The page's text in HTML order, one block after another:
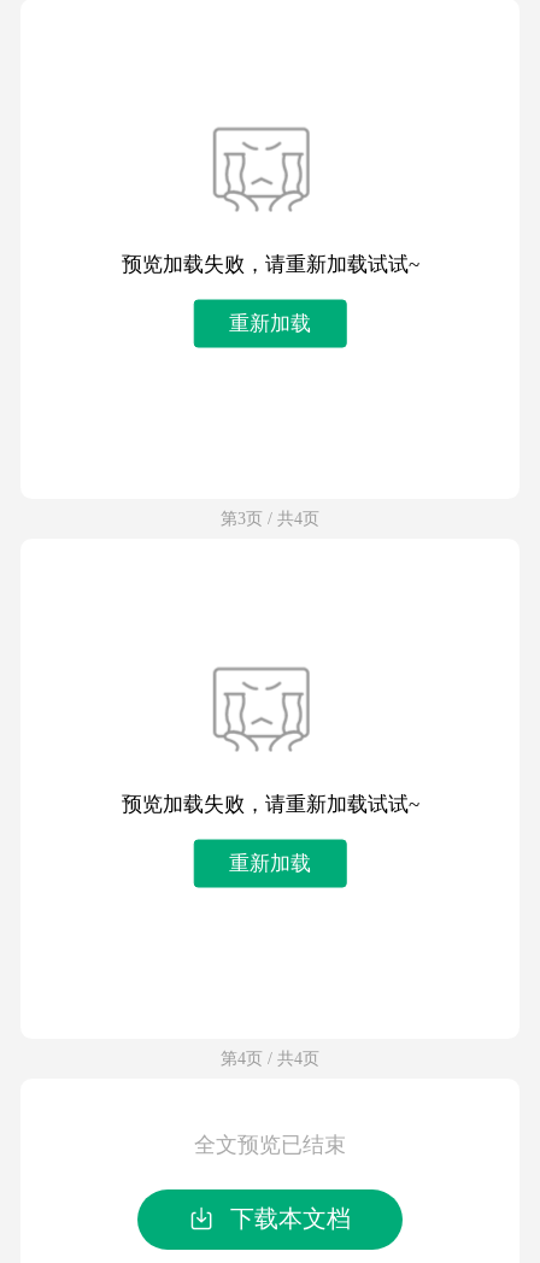
预览加载失败，请重新加载试试~
重新加载
第3页 / 共4页
预览加载失败，请重新加载试试~
重新加载
第4页 / 共4页
全文预览已结束
下载本文档